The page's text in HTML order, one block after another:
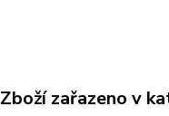
Zboží zařazeno v